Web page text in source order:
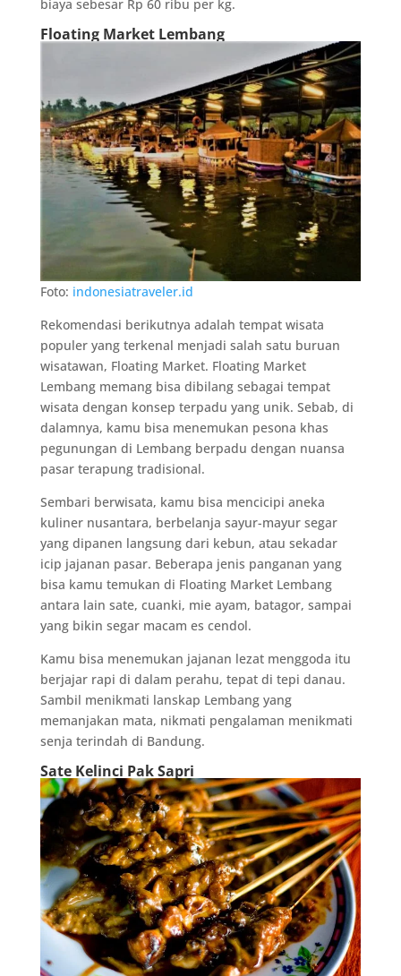
biaya sebesar Rp 60 ribu per kg.
Floating Market Lembang
Foto: indonesiatraveler.id
Rekomendasi berikutnya adalah tempat wisata
populer yang terkenal menjadi salah satu buruan
wisatawan, Floating Market. Floating Market
Lembang memang bisa dibilang sebagai tempat
wisata dengan konsep terpadu yang unik. Sebab, di
dalamnya, kamu bisa menemukan pesona khas
pegunungan di Lembang berpadu dengan nuansa
pasar terapung tradisional.
Sembari berwisata, kamu bisa mencicipi aneka
kuliner nusantara, berbelanja sayur-mayur segar
yang dipanen langsung dari kebun, atau sekadar
icip jajanan pasar. Beberapa jenis panganan yang
bisa kamu temukan di Floating Market Lembang
antara lain sate, cuanki, mie ayam, batagor, sampai
yang bikin segar macam es cendol.
Kamu bisa menemukan jajanan lezat menggoda itu
berjajar rapi di dalam perahu, tepat di tepi danau.
Sambil menikmati lanskap Lembang yang
memanjakan mata, nikmati pengalaman menikmati
senja terindah di Bandung.
Sate Kelinci Pak Sapri